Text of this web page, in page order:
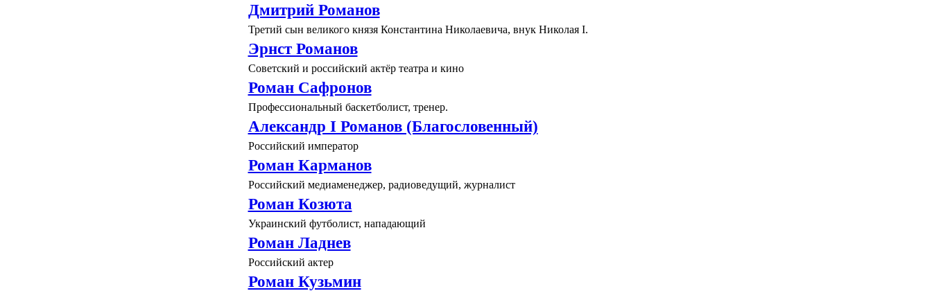
Дмитрий Романов
Третий сын великого князя Константина Николаевича, внук Николая I.
Эрнст Романов
Советский и российский актёр театра и кино
Роман Сафронов
Профессиональный баскетболист, тренер.
Александр I Романов (Благословенный)
Российский император
Роман Карманов
Российский медиаменеджер, радиоведущий, журналист
Роман Козюта
Украинский футболист, нападающий
Роман Ладнев
Российский актер
Роман Кузьмин